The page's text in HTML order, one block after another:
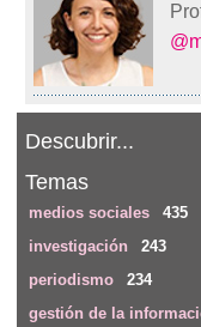
Descubrir...
Temas
medios sociales
435
investigación
243
periodismo
234
gestión de la